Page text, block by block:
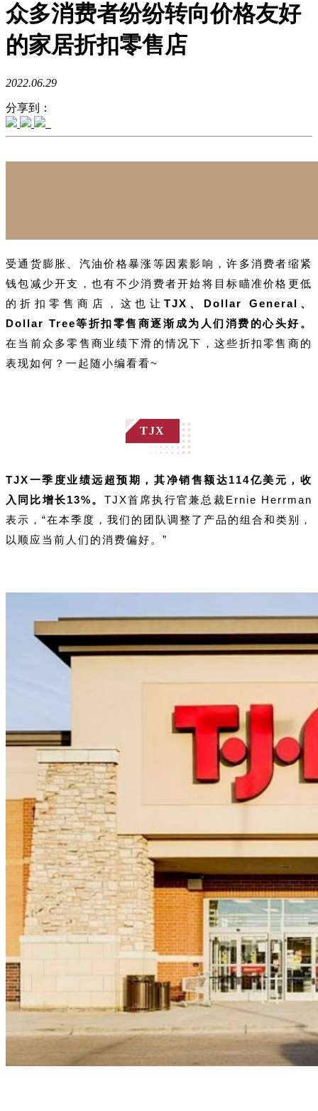
众多消费者纷纷转向价格友好
的家居折扣零售店
2022.06.29
分享到：
受通货膨胀、汽油价格暴涨等因素影响，许多消费者缩紧
钱包减少开支，也有不少消费者开始将目标瞄准价格更低
的折扣零售商店，这也让 TJX、Dollar General、
Dollar Tree等折扣零售商逐渐成为人们消费的心头好。
在当前众多零售商业绩下滑的情况下，这些折扣零售商的
表现如何？一起随小编看看~
TJX
TJX一季度业绩远超预期，其净销售额达114亿美元，收
入同比增长13%。 TJX首席执行官兼总裁Ernie Herrman
表示，“在本季度，我们的团队调整了产品的组合和类别，
以顺应当前人们的消费偏好。”